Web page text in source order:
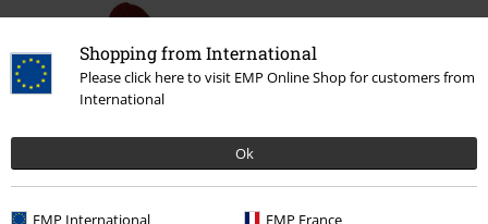
Shopping from International
Please click here to visit EMP Online Shop for customers from
International
Ok
EMP International EMP France
-60%
Adviesprijs € 19,99